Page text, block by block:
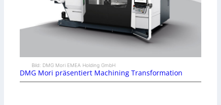
Bild: DMG Mori EMEA Holding GmbH
DMG Mori präsentiert Machining Transformation